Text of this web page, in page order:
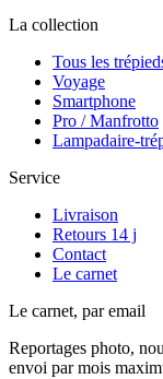
La collection
Tous les
Voyage
Smartphone
Pro / Manfrotto
Lampadaire-
Service
Livraison
Retours 14 j
Contact
Le carnet
Le carnet, par email
Reportages photo,
envoi par mois